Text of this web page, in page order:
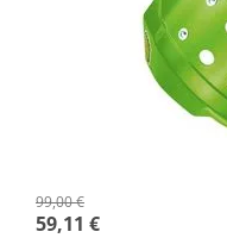
99,00 €
59,11 €